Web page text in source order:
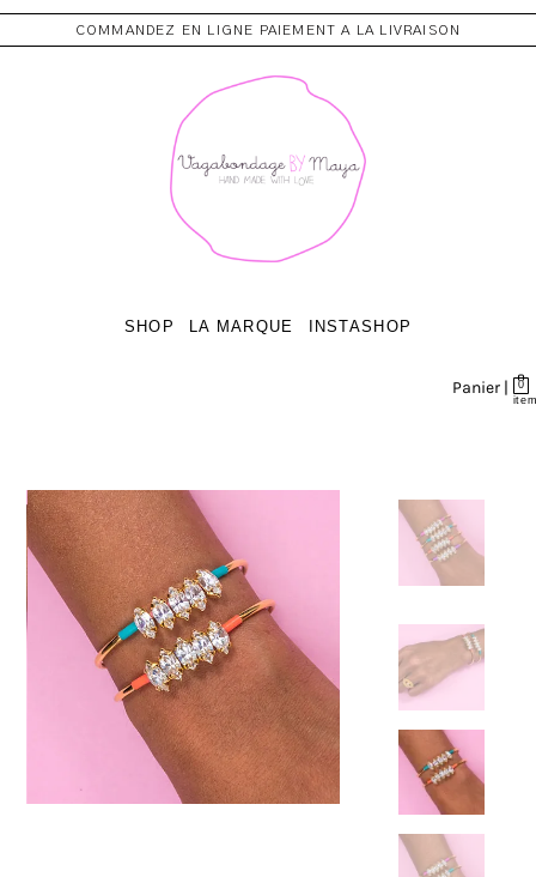
COMMANDEZ EN LIGNE PAIEMENT A LA LIVRAISON
SHOP LA MARQUE INSTASHOP
0
Panier |